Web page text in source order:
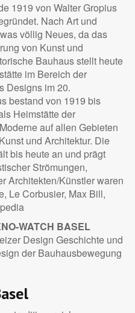
1919 von Walter Gropius
Nach Art und
völlig Neues, da das
von Kunst und
Bauhaus stellt heute
im Bereich der
Designs im 20.
bestand von 1919 bis
Heimstätte der
auf allen Gebieten
und Architektur. Die
bis heute an und prägt
Strömungen,
Architekten/Künstler waren
Le Corbusier, Max Bill,
WATCH BASEL
Design Geschichte und
der Bauhausbewegung